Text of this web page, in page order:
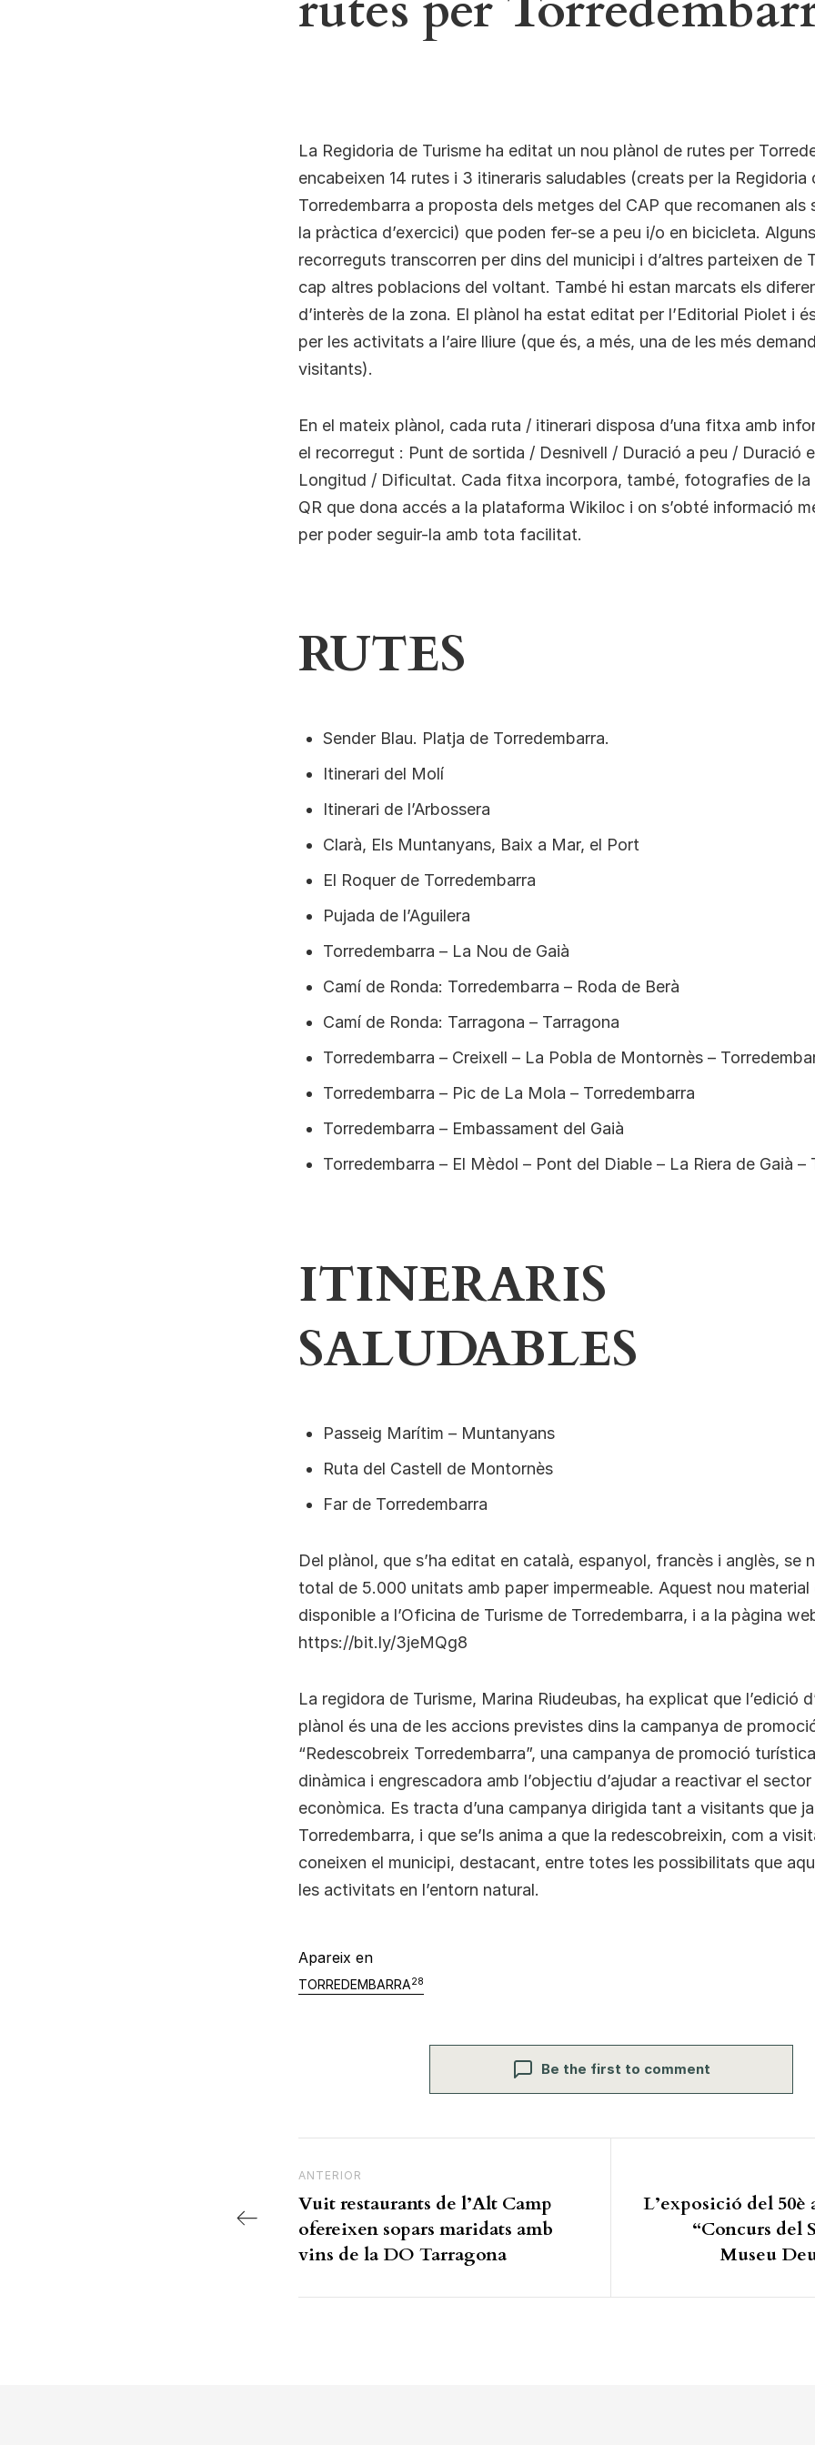
La Regidoria de Turisme ha editat un nou plànol de rutes per
encabeixen 14 rutes i 3 itineraris saludables (creats per la Regidoria
Torredembarra a proposta dels metges del CAP que recomanen als
la pràctica d’exercici) que poden fer-se a peu i/o en bicicleta.
recorreguts transcorren per dins del municipi i d’altres parteixen de
cap altres poblacions del voltant. També hi estan marcats els
d’interès de la zona. El plànol ha estat editat per l’Editorial Piolet i
per les activitats a l’aire lliure (que és, a més, una de les més
visitants).
En el mateix plànol, cada ruta / itinerari disposa d’una fitxa amb
el recorregut : Punt de sortida / Desnivell / Duració a peu / Duració
Longitud / Dificultat. Cada fitxa incorpora, també, fotografies de la
QR que dona accés a la plataforma Wikiloc i on s’obté informació
per poder seguir-la amb tota facilitat.
RUTES
Sender Blau. Platja de Torredembarra.
Itinerari del Molí
Itinerari de l’Arbossera
Clarà, Els Muntanyans, Baix a Mar, el Port
El Roquer de Torredembarra
Pujada de l’Aguilera
Torredembarra – La Nou de Gaià
Camí de Ronda: Torredembarra – Roda de Berà
Camí de Ronda: Tarragona – Tarragona
Torredembarra – Creixell – La Pobla de Montornès –
Torredembarra – Pic de La Mola – Torredembarra
Torredembarra – Embassament del Gaià
Torredembarra – El Mèdol – Pont del Diable – La Riera de Gaià –
ITINERARIS
SALUDABLES
Passeig Marítim – Muntanyans
Ruta del Castell de Montornès
Far de Torredembarra
Del plànol, que s’ha editat en català, espanyol, francès i anglès, se
total de 5.000 unitats amb paper impermeable. Aquest nou material
disponible a l’Oficina de Turisme de Torredembarra, i a la pàgina
https://bit.ly/3jeMQg8
La regidora de Turisme, Marina Riudeubas, ha explicat que l’edició
plànol és una de les accions previstes dins la campanya de
“Redescobreix Torredembarra”, una campanya de promoció
dinàmica i engrescadora amb l’objectiu d’ajudar a reactivar el
econòmica. Es tracta d’una campanya dirigida tant a visitants que
Torredembarra, i que se’ls anima a que la redescobreixin, com a
coneixen el municipi, destacant, entre totes les possibilitats que
les activitats en l’entorn natural.
Apareix en
TORREDEMBARRA28
Be the first to comment
Previous Post
ANTERIOR
Vuit restaurants de l’Alt Camp
ofereixen sopars maridats amb
vins de la DO Tarragona
L’exposició del 50è
“Concurs del
Museu